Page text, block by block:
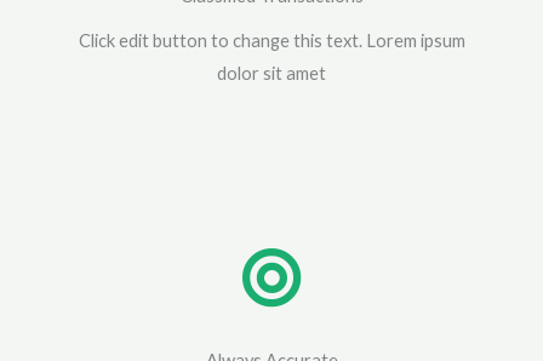
Click edit button to change this text. Lorem ipsum
dolor sit amet